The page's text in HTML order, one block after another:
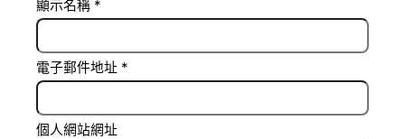
顯示名稱 *
電子郵件地址 *
個人網站網址